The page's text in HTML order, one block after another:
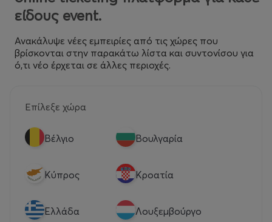
είδους event.
Ανακάλυψε νέες εμπειρίες από τις χώρες που
βρίσκονται στην παρακάτω λίστα και συντονίσου για
ό,τι νέο έρχεται σε άλλες περιοχές.
Επίλεξε χώρα
Βέλγιο Βουλγαρία
Κύπρος Κροατία
Eλλάδα Λουξεμβούργο